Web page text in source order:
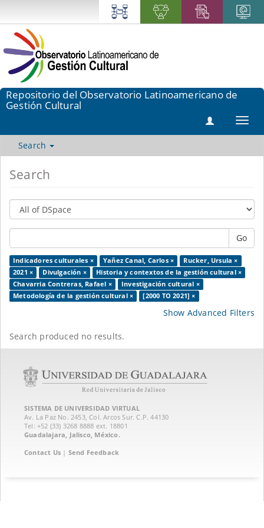
Repositorio del Observatorio Latinoamericano de
Gestión Cultural
Search
Search
Go
Indicadores culturales × Yañez Canal, Carlos ×
Rucker, Ursula ×
2021 ×
Divulgación ×
Historia y contextos de la gestión cultural ×
Chavarria Contreras, Rafael ×
Investigación cultural ×
Metodología de la gestión cultural ×
[2000 TO 2021] ×
Show Advanced Filters
Search produced no results.
SISTEMA DE UNIVERSIDAD VIRTUAL
Av. La Paz No. 2453, Col. Arcos Sur. C.P. 44130
Tel: +52 (33) 3268 8888‏ ext. 18801
Guadalajara, Jalisco, México.
Contact Us | Send Feedback